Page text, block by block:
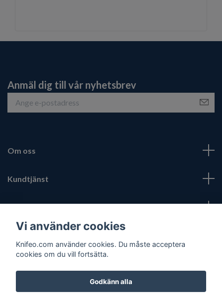
Anmäl dig till vår nyhetsbrev
Om oss
Kundtjänst
Fotmeny
Vi använder cookies
Knifeo.com använder cookies. Du måste acceptera
cookies om du vill fortsätta.
Godkänn alla